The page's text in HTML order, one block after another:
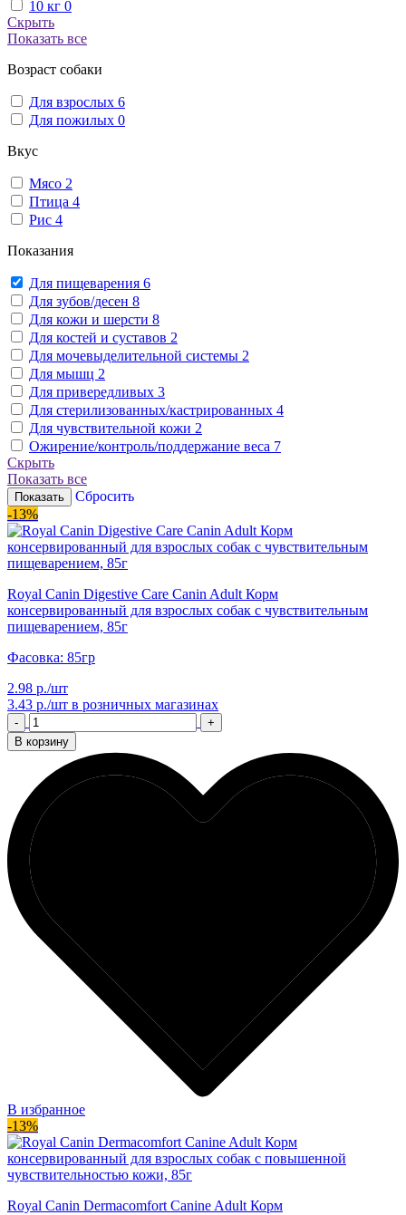
10 кг 0
Скрыть
Показать все
Возраст собаки
Для взрослых 6
Для пожилых 0
Вкус
Мясо 2
Птица 4
Рис 4
Показания
Для пищеварения 6
Для зубов/десен 8
Для кожи и шерсти 8
Для костей и суставов 2
Для мочевыделительной системы 2
Для мышц 2
Для привередливых 3
Для стерилизованных/кастрированных 4
Для чувствительной кожи 2
Ожирение/контроль/поддержание веса 7
Скрыть
Показать все
Показать
Сбросить
-13%
Royal Canin Digestive Care Canin Adult Корм
консервированный для взрослых собак с чувствительным
пищеварением, 85г
Фасовка: 85гр
2.98 р./шт
3.43 р./шт в розничных магазинах
-
+
В корзину
В избранное
-13%
Royal Canin Dermacomfort Canine Adult Корм